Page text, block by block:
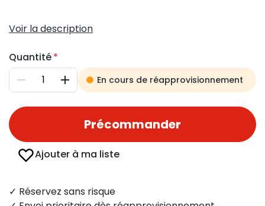
Voir la description
Quantité
Diminuer AugmenterEn cours de réapprovisionnement
Précommander
Ajouter à ma liste
✓ Réservez sans risque